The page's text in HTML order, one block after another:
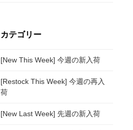
カテゴリー
[New This Week] 今週の新入荷
[Restock This Week] 今週の再入
荷
[New Last Week] 先週の新入荷